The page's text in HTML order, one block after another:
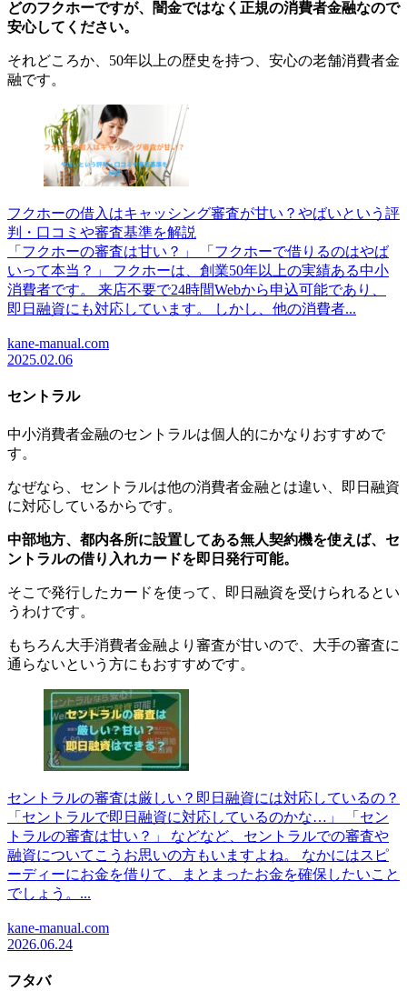
どのフクホーですが、闇金ではなく正規の消費者金融なので
安心してください。
それどころか、50年以上の歴史を持つ、安心の老舗消費者金
融です。
フクホーの借入はキャッシング審査が甘い？やばいという評
判・口コミや審査基準を解説
「フクホーの審査は甘い？」 「フクホーで借りるのはやば
いって本当？」 フクホーは、創業50年以上の実績ある中小
消費者です。 来店不要で24時間Webから申込可能であり、
即日融資にも対応しています。 しかし、他の消費者...
kane-manual.com
2025.02.06
セントラル
中小消費者金融のセントラルは個人的にかなりおすすめで
す。
なぜなら、セントラルは他の消費者金融とは違い、即日融資
に対応しているからです。
中部地方、都内各所に設置してある無人契約機を使えば、セ
ントラルの借り入れカードを即日発行可能。
そこで発行したカードを使って、即日融資を受けられるとい
うわけです。
もちろん大手消費者金融より審査が甘いので、大手の審査に
通らないという方にもおすすめです。
セントラルの審査は厳しい？即日融資には対応しているの？
「セントラルで即日融資に対応しているのかな…」 「セン
トラルの審査は甘い？」 などなど、セントラルでの審査や
融資についてこうお思いの方もいますよね。 なかにはスピ
ーディーにお金を借りて、まとまったお金を確保したいこと
でしょう。...
kane-manual.com
2026.06.24
フタバ